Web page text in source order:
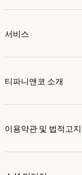
서비스
티파니앤코 소개
이용약관 및 법적고지